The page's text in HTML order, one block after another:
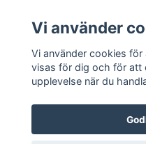
Sociala medier
Vi använder
Vi använder cookies
visas för dig och för att
upplevelse när du